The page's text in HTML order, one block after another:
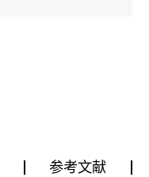
参考文献